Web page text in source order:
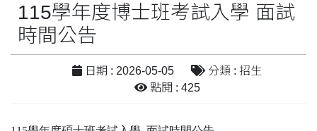
115學年度博士班考試入學 面試
時間公告
日期 : 2026-05-05
分類 : 招生
點閱 : 425